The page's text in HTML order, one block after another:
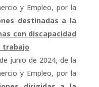
y Empleo, por la
destinadas a la
con discapacidad
trabajo.
junio de 2024, de la
y Empleo, por la